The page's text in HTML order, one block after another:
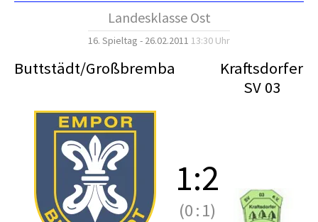
Landesklasse Ost
16. Spieltag - 26.02.2011 13:30 Uhr
Buttstädt/Großbremba
Kraftsdorfer
SV 03
1:2
(0:1)